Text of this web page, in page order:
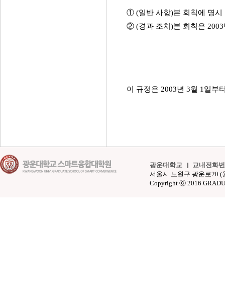
① (일반 사항)본 회칙에 명시
② (경과 조치)본 회칙은
이 규정은 2003년 3월 1일부
광운대학교
교내전화
서울시 노원구 광운로20 (
Copyright ⓒ 2016